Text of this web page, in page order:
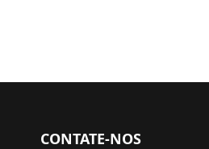
CONTATE-NOS